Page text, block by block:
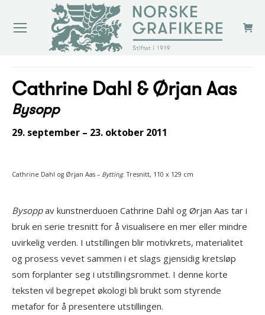
Cathrine Dahl & Ørjan Aas
Bysopp
29. september – 23. oktober 2011
Cathrine Dahl og Ørjan Aas – Bytting. Tresnitt, 110 x 129 cm
Bysoppav kunstnerduoen Cathrine Dahl og Ørjan Aas tar i
bruk en serie tresnitt for å visualisere en mer eller mindre
uvirkelig verden. I utstillingen blir motivkrets, materialitet
og prosess vevet sammen i et slags gjensidig kretsløp
som forplanter seg i utstillingsrommet. I denne korte
teksten vil begrepet økologi bli brukt som styrende
metafor for å presentere utstillingen.